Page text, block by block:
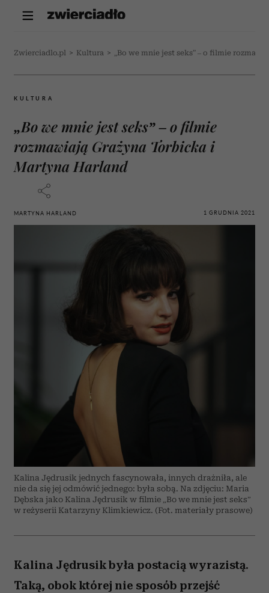
Zwierciadlo.pl > Kultura > „Bo we mnie jest seks” – o filmie
KULTURA
„Bo we mnie jest seks” – o filmie
rozmawiają Grażyna Torbicka i
Martyna Harland
MARTYNA HARLAND 1 GRUDNIA 2021
Kalina Jędrusik jednych fascynowała, innych drażniła, ale
nie da się jej odmówić jednego: była sobą. Na zdjęciu: Maria
Dębska jako Kalina Jędrusik w filmie „Bo we mnie jest seks”
w reżyserii Katarzyny Klimkiewicz. (Fot. materiały prasowe)
Kalina Jędrusik była postacią wyrazistą.
Taką, obok której nie sposób przejść